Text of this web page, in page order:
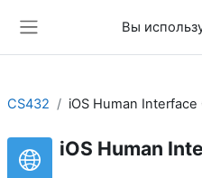
Вы
CS432 iOS Human Interface
iOS Human